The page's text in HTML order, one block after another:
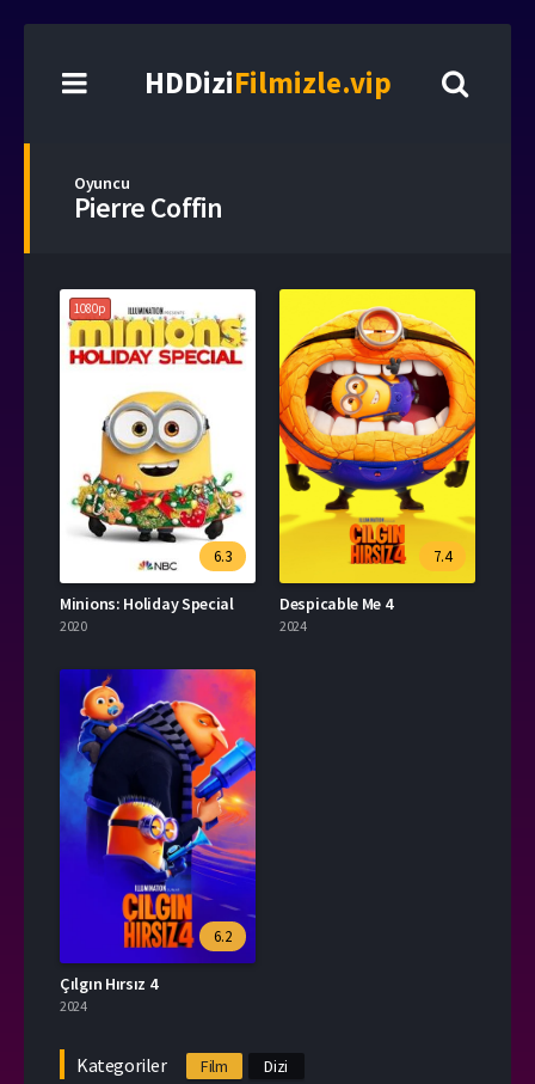
HDDiziFilmizle.vip
Oyuncu
Pierre Coffin
1080p
6.3
Minions: Holiday Special
2020
7.4
Despicable Me 4
2024
6.2
Çılgın Hırsız 4
2024
Kategoriler Film Dizi